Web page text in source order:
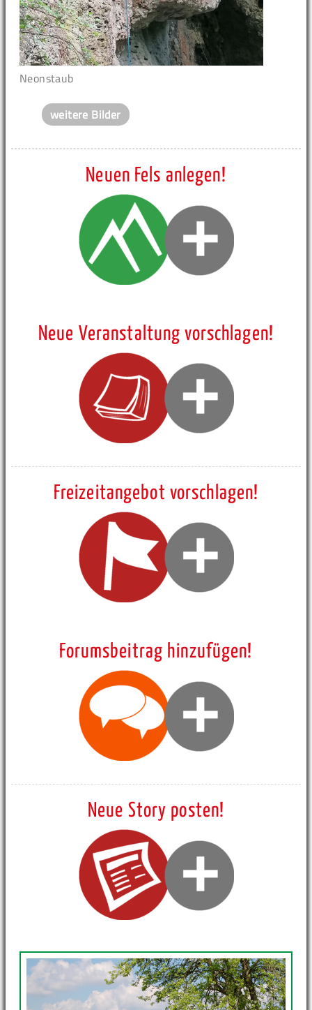
Neonstaub
weitere Bilder
Neuen Fels anlegen!
Neue Veranstaltung vorschlagen!
Freizeitangebot vorschlagen!
Forumsbeitrag hinzufügen!
Neue Story posten!